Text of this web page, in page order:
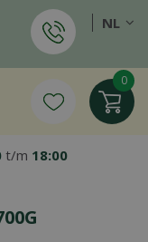
t/m 18:00
NL